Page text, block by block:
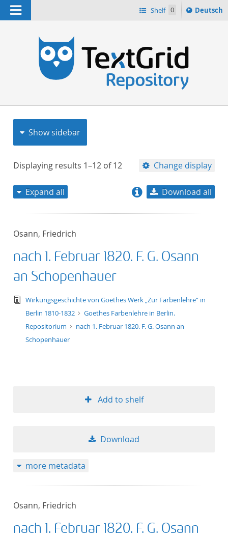
Navigation Shelf 0
Sprache
ï¿½ndern
Deutsch
Show sidebar
Displaying results 1–12 of12 Change display
title descending
format
Expand all Download all
Osann, Friedrich
nach 1. Februar 1820. F. G. Osann
an Schopenhauer
text/tg.edition+tg.aggregation+xml
Wirkungsgeschichte von Goethes Werk „Zur Farbenlehre“ in
Berlin 1810-1832
Goethes Farbenlehre in Berlin.
Repositorium
nach 1. Februar 1820. F. G. Osann an
Schopenhauer
Add to shelf
Download
more metadata
Osann, Friedrich
nach 1. Februar 1820. F. G. Osann